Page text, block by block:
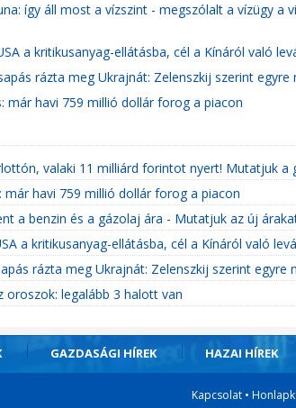
így áll most a vízszint - megszólalt a vízügy a
a kritikusanyag-ellátásba, cél a Kínáról való
rázta meg Ukrajnát: Zelenszkij szerint
már havi 759 millió dollár forog a piacon
valaki 11 milliárd forintot nyert! Mutatjuk a
havi 759 millió dollár forog a piacon
a benzin és a gázolaj ára - Mutatjuk az új
a kritikusanyag-ellátásba, cél a Kínáról való
rázta meg Ukrajnát: Zelenszkij szerint egyre
oroszok: legalább 3 halott van
GAZDASÁGI HÍREK HAZAI HÍREK
Kapcsolat•